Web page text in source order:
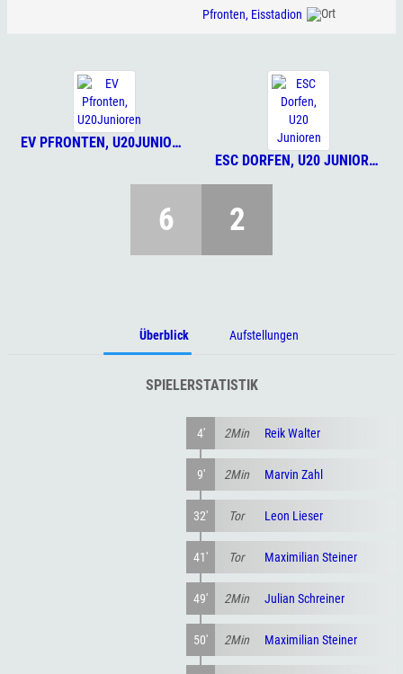
Pfronten, Eisstadion
EV PFRONTEN, U20JUNIOREN
ESC DORFEN, U20 JUNIOREN
6 2
Überblick Aufstellungen
SPIELERSTATISTIK
4' 2Min Reik Walter
9' 2Min Marvin Zahl
32' Tor Leon Lieser
41' Tor Maximilian Steiner
49' 2Min Julian Schreiner
50' 2Min Maximilian Steiner